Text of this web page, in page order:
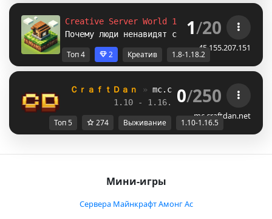
Creative Server World 1.8-1.12.2-1.16.5-
Почему люди ненавидят снег?
1/20
45.155.207.151
Топ 4 2 Креатив 1.8-1.18.2
ＣｒａｆｔＤａｎ » mc.craftdan.net //
1.10 - 1.16.5 //
0/250
mc.craftdan.net
Топ 5 274 Выживание 1.10-1.16.5
Мини-игры
Сервера Майнкрафт Амонг Ас